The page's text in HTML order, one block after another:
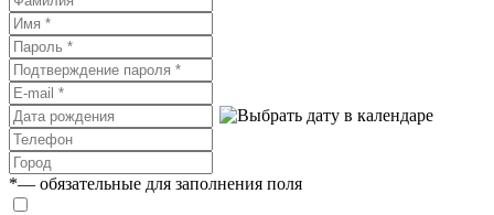
*— обязательные для заполнения поля